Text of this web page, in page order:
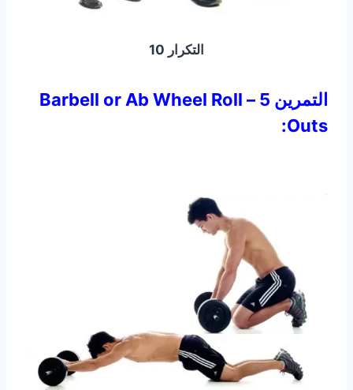
التكرار 10
التمرين 5 – Barbell or Ab Wheel Roll
Outs: